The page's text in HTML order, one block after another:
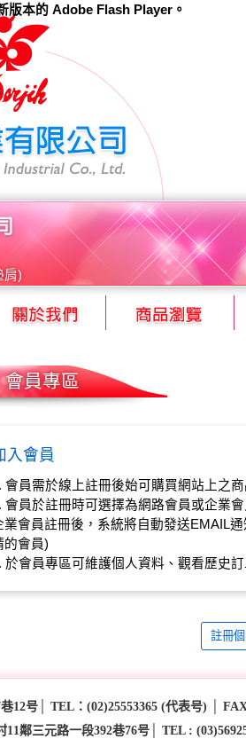
版本的 Adobe Flash Player。
肩)
會員專區
入會員
會員需於線上註冊後始可購買網站上之
會員於註冊時可選擇為網路會員或企業
業會員註冊後，系統將自動發送EMAIL
的會員)
於會員專區可維護個人資料、觀看歷史
註冊
12号│ TEL：(02)25553365 (代表号) │
鄰三元路一段392巷76号│ TEL :